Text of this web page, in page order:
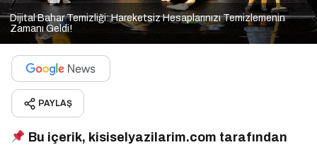
Dijital Bahar Temizliği: Hareketsiz Hesaplarınızı Temizlemenin
Zamanı Geldi!
PAYLAŞ
Bu içerik, kisiselyazilarim.com tarafından